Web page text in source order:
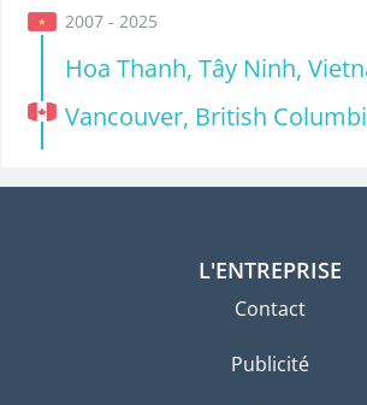
2007 - 2025
Hoa Thanh, Tây Ninh,
Vancouver, British
L'ENTREPRISE
Contact
Publicité